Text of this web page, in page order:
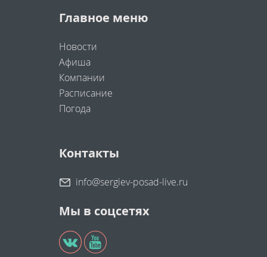
Главное меню
Новости
Афиша
Компании
Расписание
Погода
Контакты
info@sergiev-posad-live.ru
Мы в соцсетях